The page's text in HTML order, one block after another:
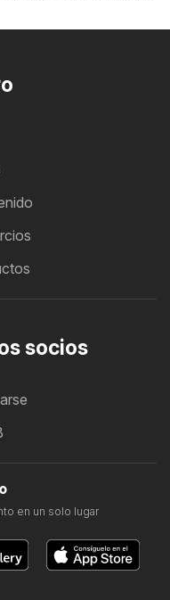
socios
en un solo lugar